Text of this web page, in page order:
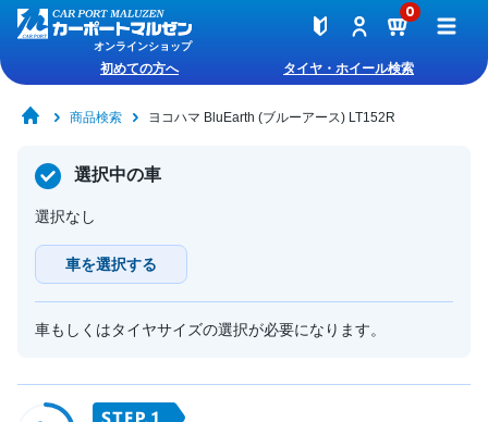
オンラインショップ
0
初めての方へ タイヤ・ホイール検索
商品検索 ヨコハマ BluEarth (ブルーアース) LT152R
選択中の車
選択なし
車を選択する
車もしくはタイヤサイズの選択が必要になります。